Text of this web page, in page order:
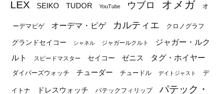
LEX
SEIKO TUDOR YouTube ウブロ オメガ オ
ーデマピゲ オーデマ・ピゲ カルティエ クロノグラフ
グランドセイコー シャネル ジャガールクルト
ジャガー・ルク
ルト
スピードマスター セイコー ゼニス タグ・ホイヤー
ダイバーズウォッチ チューダー チュードル デイトジャスト デ
イトナ ドレスウォッチ パテックフィリップ
パテック・